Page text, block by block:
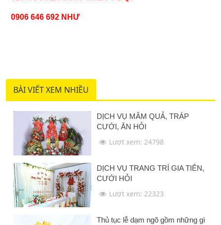
0906 646 692 NHƯ
BÀI VIẾT XEM NHIỀU
DỊCH VỤ MÂM QUẢ, TRÁP
CƯỚI, ĂN HỎI
Lượt xem: 24798
DỊCH VỤ TRANG TRÍ GIA TIÊN,
CƯỚI HỎI
Lượt xem: 22323
Thủ tục lễ dạm ngõ gồm những gì